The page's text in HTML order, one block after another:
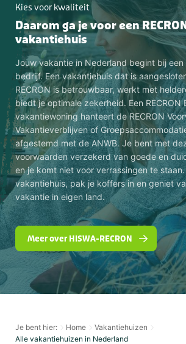
Kies voor kwaliteit
Daarom ga je voor een
vakantiehuis
Jouw vakantie in Nederland begint bij een
bedrijf. Een vakantiehuis dat is
RECRON is betrouwbaar, werkt met
biedt je optimale zekerheid. Een RECRON
vakantiewoning hanteert de RECRON
Vakantieverblijven of
afgestemd met de ANWB. Je bent met
voorwaarden verzekerd van goede en
en je komt niet voor verrassingen te
vakantiehuis, pak je koffers in en geniet
vakantie in eigen land.
Meer over HISWA-RECRON
Je bent hier: Home
Vakantiehuizen
Alle vakantiehuizen in Nederland